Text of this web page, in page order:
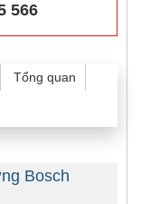
566
Tổng quan
Bosch